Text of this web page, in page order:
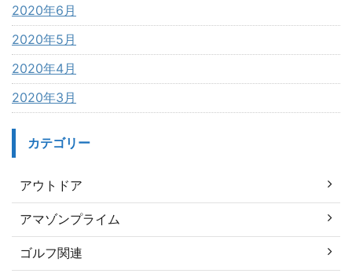
2020年6月
2020年5月
2020年4月
2020年3月
カテゴリー
アウトドア
アマゾンプライム
ゴルフ関連